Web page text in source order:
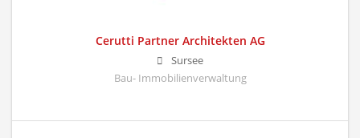
Cerutti Partner Architekten AG
Sursee
Bau- Immobilienverwaltung